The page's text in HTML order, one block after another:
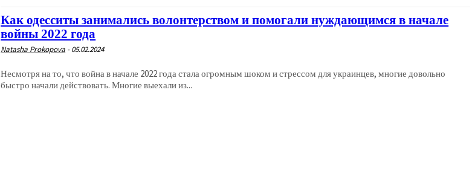
Как одесситы занимались волонтерством и помогали нуждающимся в начале
войны 2022 года
Natasha Prokopova - 05.02.2024
Несмотря на то, что война в начале 2022 года стала огромным шоком и стрессом для украинцев, многие довольно
быстро начали действовать. Многие выехали из...